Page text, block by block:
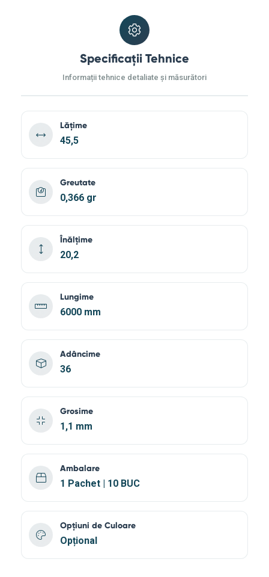
Specificații Tehnice
Informații tehnice detaliate și măsurători
Lățime
45,5
Greutate
0,366 gr
Înălțime
20,2
Lungime
6000 mm
Adâncime
36
Grosime
1,1 mm
Ambalare
1 Pachet | 10 BUC
Opțiuni de Culoare
Opțional